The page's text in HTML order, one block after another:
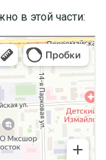
в этой части: